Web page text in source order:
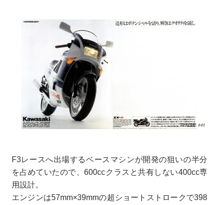
F3レースへ出場するベースマシンが開発の狙いの半分
を占めていたので、600ccクラスと共有しない400cc専
用設計。
エンジンは57mm×39mmの超ショートストロークで398